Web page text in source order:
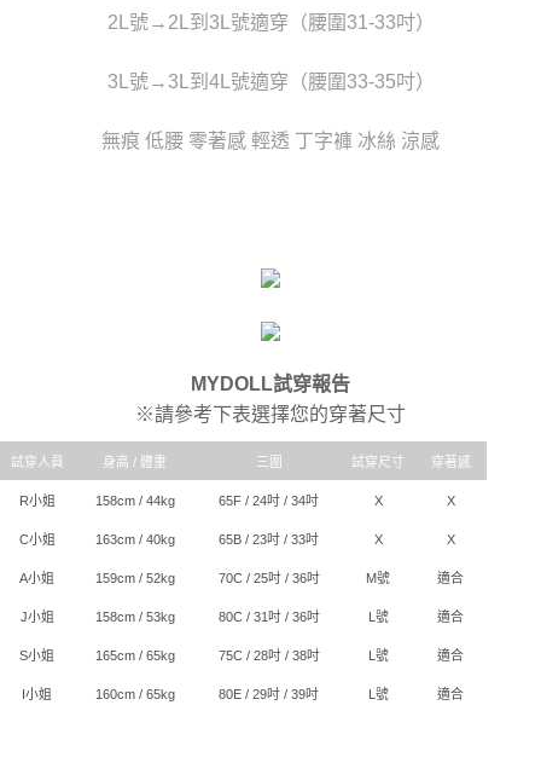
「AFTEE先享後付」，若未經同意申辦者引起之損失，本公司不負相關責
時審查核予不同之上限額度；若仍有額度不足之情形，本公司將視審查結果
５．嚴禁一人註冊多個帳號或使用他人資訊註冊。若發現惡意使用之情形，
恩沛科技股份有限公司將有權停止該用戶之使用額度並採取法律行動。
每筆NT$80，滿NT$6,000(含以上)免運費
貨到付款(新竹貨運)
2L號→2L到3L號適穿（腰圍31-33吋）
3L號→3L到4L號適穿（腰圍33-35吋）
無痕 低腰 零著感 輕透 丁字褲 冰絲 涼感
MYDOLL試穿報告
※請參考下表選擇您的穿著尺寸
試穿人員 身高 / 體重 三圍 試穿尺寸 穿著感
R小姐 158cm / 44kg 65F / 24吋 / 34吋 X X
C小姐 163cm / 40kg 65B / 23吋 / 33吋 X X
A小姐 159cm / 52kg 70C / 25吋 / 36吋 M號 適合
J小姐 158cm / 53kg 80C / 31吋 / 36吋 L號 適合
S小姐 165cm / 65kg 75C / 28吋 / 38吋 L號 適合
I小姐 160cm / 65kg 80E / 29吋 / 39吋 L號 適合